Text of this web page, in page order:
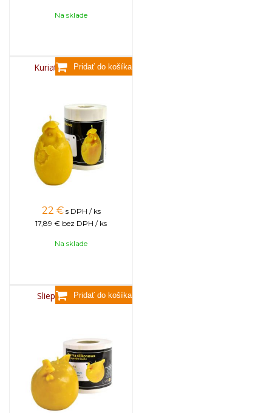
Na sklade
Kuriatko vo vajíčku
22 € s DPH / ks
17,89 € bez DPH / ks
Na sklade
Sliepočka okrúhla